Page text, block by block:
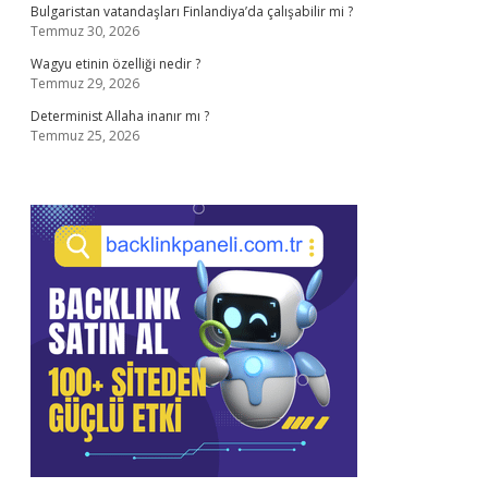
Bulgaristan vatandaşları Finlandiya’da çalışabilir mi ?
Temmuz 30, 2026
Wagyu etinin özelliği nedir ?
Temmuz 29, 2026
Determinist Allaha inanır mı ?
Temmuz 25, 2026